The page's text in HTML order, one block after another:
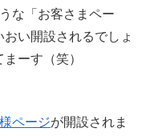
な「お客さまペー
い開設されるでしょ
ーす（笑）
ページが開設されま